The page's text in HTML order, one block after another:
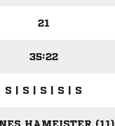
21
35:22
S | S | S | S | S
HAMEISTER (11)